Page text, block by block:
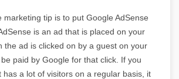
marketing tip is to put Google AdSense
is an ad that is placed on your
the ad is clicked on by a guest on your
paid by Google for that click. If you
has a lot of visitors on a regular basis, it